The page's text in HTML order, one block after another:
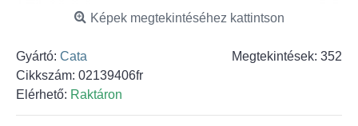
Képek megtekintéséhez kattintson
Megtekintések: 352
Gyártó: Cata
Cikkszám: 02139406fr
Elérhető: Raktáron